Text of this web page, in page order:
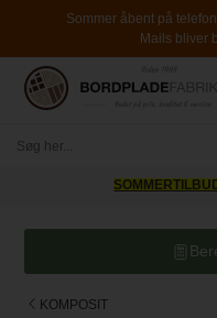
Sommer åbent på
Mails bliver
KOMPOSIT